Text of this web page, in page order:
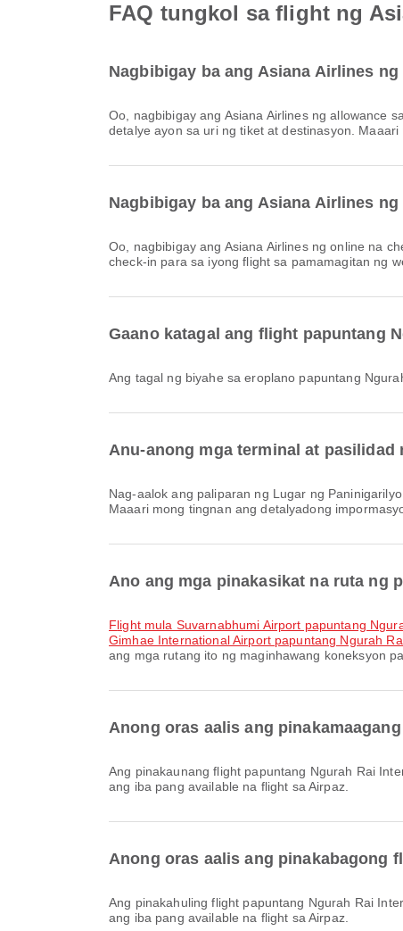
FAQ tungkol sa flight ng
Nagbibigay ba ang Asiana Airlines
Oo, nagbibigay ang Asiana Airlines ng allowance sa bagahe para sa mga Lokal & Internasyonal na flight papuntang Ngurah Rai International Airport. Nagkakaiba ang mga
detalye ayon sa uri ng tiket at destinasyon.
Nagbibigay ba ang Asiana Airlines
Oo, nagbibigay ang Asiana Airlines ng online na check-in para sa mga flight papuntang Ngurah Rai International Airport, na nagbibigay-daan sa iyong maginhawang mag-
check-in para sa iyong flight sa pamamagitan ng
Gaano katagal ang flight papuntang
Ang tagal ng biyahe sa eroplano papuntang
Anu-anong mga terminal at
Nag-aalok ang paliparan ng Lugar ng Paninigarilyo, Klinika at Parmasya, Taxi at marami pang ibang pasilidad upang mapahusay ang iyong karanasan sa paglalakbay.
Maaari mong tingnan ang detalyadong
Ano ang mga pinakasikat na ruta ng
flight mula Suvarnabhumi Airport papuntang
Gimhae International Airport papuntang Ngurah
ang mga rutang ito ng maginhawang koneksyon
Anong oras aalis ang
Ang pinakaunang flight papuntang Ngurah Rai International Airport gamit ang Asiana Airlines ay umaalis sa 06:20. Maaari mong tingnan ang iskedyul na ito at ihambing
ang iba pang available na flight sa Airpaz.
Anong oras aalis ang pinakabagong
Ang pinakahuling flight papuntang Ngurah Rai International Airport gamit ang Asiana Airlines ay umaalis sa 17:00. Maaari mong tingnan ang iskedyul na ito at ihambing
ang iba pang available na flight sa Airpaz.